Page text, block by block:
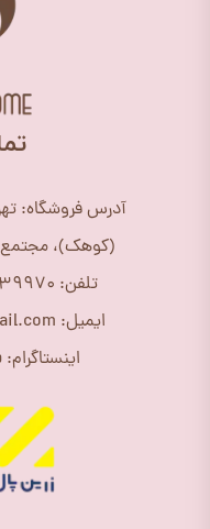
آدرس فروشگاه:
(کوهک)، مجتمع
تلفن: 09195539970 (10 الی 18 )
ایمیل: purehome1399@gmail.com
اینستاگرام: purehome_shop@